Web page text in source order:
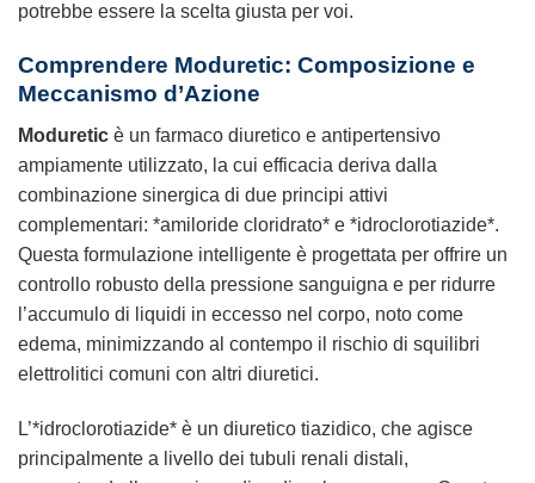
potrebbe essere la scelta giusta per voi.
Comprendere Moduretic: Composizione e
Meccanismo d’Azione
Moduretic è un farmaco diuretico e antipertensivo
ampiamente utilizzato, la cui efficacia deriva dalla
combinazione sinergica di due principi attivi
complementari: *amiloride cloridrato* e *idroclorotiazide*.
Questa formulazione intelligente è progettata per offrire un
controllo robusto della pressione sanguigna e per ridurre
l’accumulo di liquidi in eccesso nel corpo, noto come
edema, minimizzando al contempo il rischio di squilibri
elettrolitici comuni con altri diuretici.
L’*idroclorotiazide* è un diuretico tiazidico, che agisce
principalmente a livello dei tubuli renali distali,